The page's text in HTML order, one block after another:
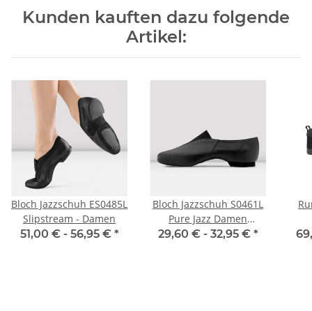
Kunden kauften dazu folgende
Artikel:
Bloch Jazzschuh ES0485L
Slipstream - Damen
51,00 € - 56,95 € *
Bloch Jazzschuh S0461L
Pure Jazz Damen
schwarz
29,60 € - 32,95 € *